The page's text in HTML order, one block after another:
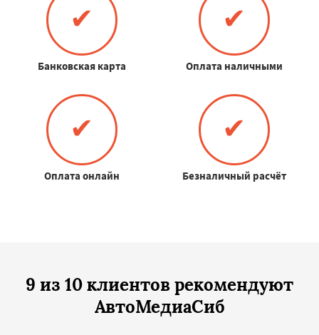
✔
Банковская карта
✔
Оплата наличными
✔
Оплата онлайн
✔
Безналичный расчёт
9 из 10 клиентов рекомендуют
АвтоМедиаСиб